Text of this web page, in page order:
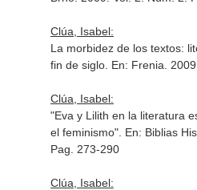
Clúa, Isabel:
La morbidez de los textos:
fin de siglo. En: Frenia .
Clúa, Isabel:
"Eva y Lilith en la literatura
el feminismo". En: Biblias
Pag. 273-290
Clúa, Isabel: